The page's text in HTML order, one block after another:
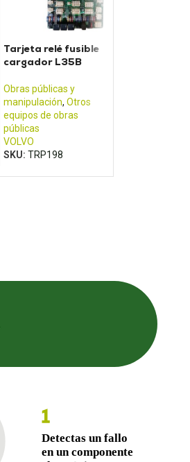
Tarjeta relé fusible
cargador L35B
Obras públicas y
manipulación, Otros
equipos de obras
públicas
VOLVO
SKU: TRP198